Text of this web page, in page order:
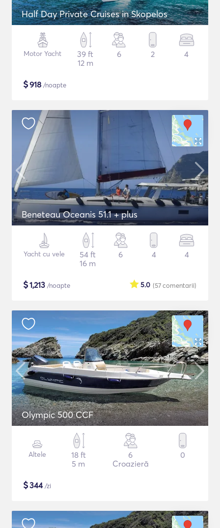
Half Day Private Cruises in Skopelos
Motor Yacht
39 ft
12 m
6 2 4
$918 /noapte
Beneteau Oceanis 51.1 + plus
Yacht cu vele
54 ft
16 m
6 4 4
$1,213 /noapte (57comentarii)
5.0
Olympic 500 CCF
Altele
18 ft
5 m
6
Croazieră
0
$344/zi